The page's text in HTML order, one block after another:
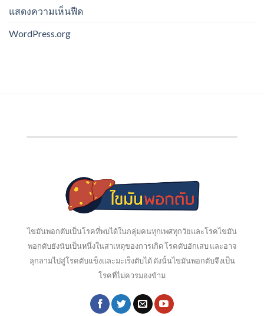
แสดงความเห็นฟีด
WordPress.org
ไขมันพอกตับเป็นโรคที่พบได้ในกลุ่มคนทุกเพศทุกวัยและโรคไขมัน
พอกตับยังนับเป็นหนึ่งในสาเหตุของการเกิด โรคตับอักเสบ และอาจ
ลุกลามไปสู่โรคตับแข็งและมะเร็งตับได้ ดังนั้นไขมันพอกตับจึงเป็น
โรคที่ไม่ควรมองข้าม